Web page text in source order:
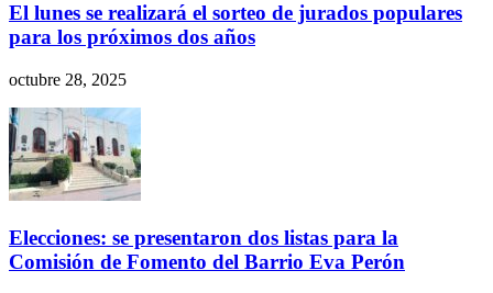
El lunes se realizará el sorteo de jurados populares
para los próximos dos años
octubre 28, 2025
Elecciones: se presentaron dos listas para la
Comisión de Fomento del Barrio Eva Perón